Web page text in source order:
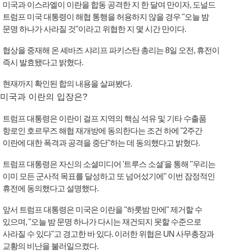
미국과 이스라엘이 이란을 합동 공격한 지 한 달여 만이자, 도널드
트럼프 미국 대통령이 해협 통행을 허용하지 않을 경우 "오늘 밤
문명 하나가 사라질 것"이라고 위협한 지 몇 시간 만이다.
협상을 중재해 온 셰바즈 샤리프 파키스탄 총리는 8일 오전, 휴전이
즉시 발효됐다고 밝혔다.
현재까지 확인된 합의 내용을 살펴봤다.
미국과 이란의 입장은?
트럼프 대통령은 이란이 걸프 지역의 핵심 석유 및 기타 수출품
항로인 호르무즈 해협 재개방에 동의한다는 조건 하에 "2주간
이란에 대한 폭격과 공격을 중단"하는 데 동의했다고 밝혔다.
트럼프 대통령은 자신의 소셜미디어 '트루스 소셜'을 통해 "우리는
이미 모든 군사적 목표를 달성하고 또 넘어섰기에" 이번 잠정적인
휴전에 동의했다고 설명했다.
앞서 트럼프 대통령은 미국은 이란을 "하룻밤 만에" 제거할 수
있으며, "오늘 밤 문명 하나가 다시는 재건되지 못할 수준으로
사라질 수 있다"고 경고한 바 있다. 이러한 위협은 UN 사무총장과
교황의 비난을 불러일으켰다.